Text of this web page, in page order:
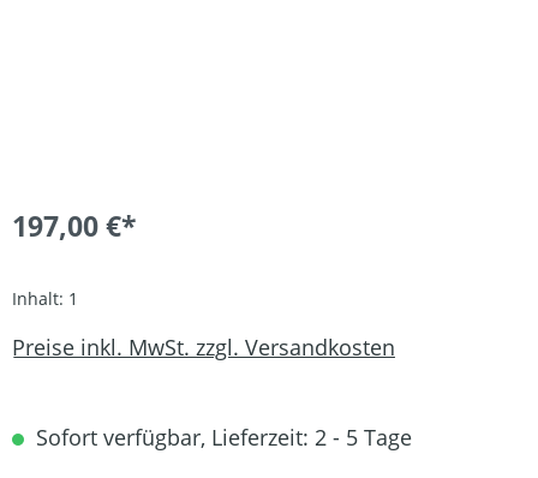
197,00 €*
Inhalt: 1
Preise inkl. MwSt. zzgl. Versandkosten
Sofort verfügbar, Lieferzeit: 2 - 5 Tage